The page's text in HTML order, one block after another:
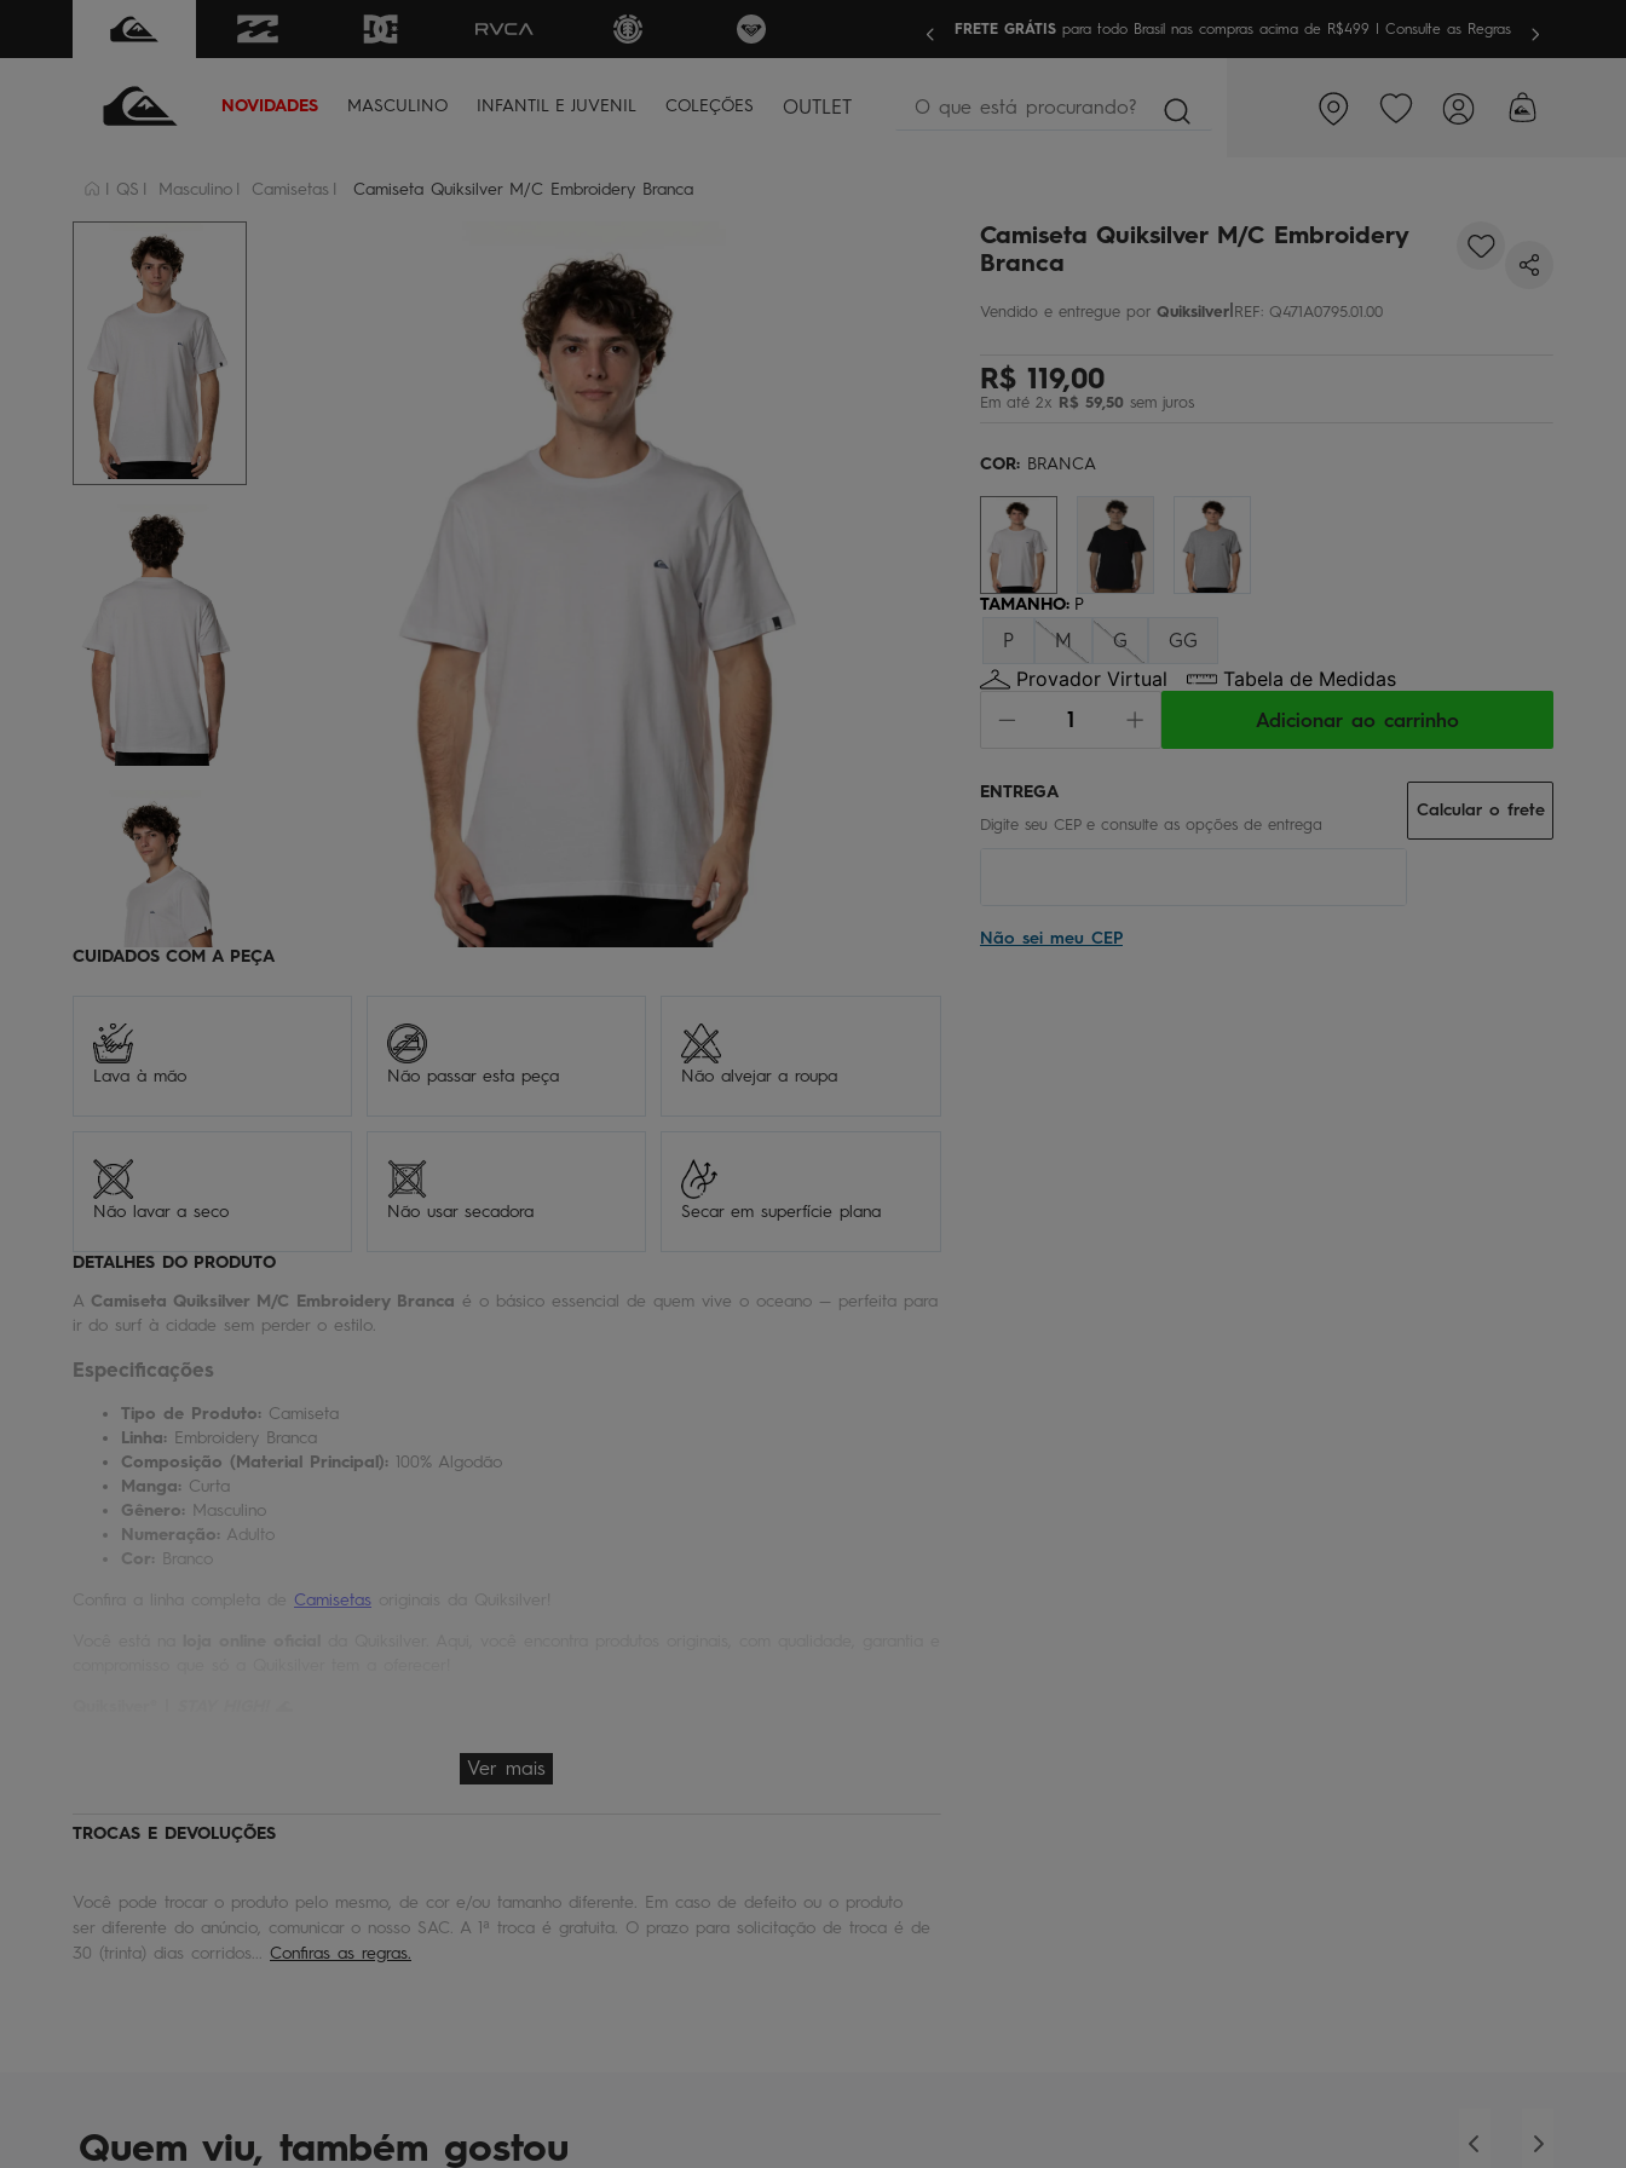
FRETE GRÁTIS para todo Brasil nas compras acima de R$499 | Consulte as Regras Sua primeira vez aqui? Garanta10% OFFem sua 1ª compra
NOVIDADES MASCULINO INFANTIL E JUVENIL COLEÇÕES OUTLET
O que está procurando?
QS Masculino Camisetas Camiseta Quiksilver M/C Embroidery Branca
CUIDADOS COM A PEÇA
Lava à mão Não passar esta peça Não alvejar a roupa
Não lavar a seco Não usar secadora Secar em superfície plana
DETALHES DO PRODUTO
A Camiseta Quiksilver M/C Embroidery Branca é o básico essencial de quem vive o oceano — perfeita para
ir do surf à cidade sem perder o estilo.
Especificações
Tipo de Produto: Camiseta
Linha: Embroidery Branca
Composição (Material Principal): 100% Algodão
Manga: Curta
Gênero: Masculino
Numeração: Adulto
Cor: Branco
Camisetas
Ver mais
TROCAS E DEVOLUÇÕES
Você pode trocar o produto pelo mesmo, de cor e/ou tamanho diferente. Em caso de defeito ou o produto
ser diferente do anúncio, comunicar o nosso SAC. A 1ª troca é gratuita. O prazo para solicitação de troca é de
30 (trinta) dias corridos... Confiras as regras.
Camiseta Quiksilver M/C Embroidery
Branca
Quiksilver|REF: Q471A0795.01.00
R$ 119,00
Em até 2x R$ 59,50 sem juros
COR: BRANCA
TAMANHO: P
P M G GG
Provador Virtual Tabela de Medidas
Adicionar ao carrinho
Não sei meu CEP
Calcular o frete
Quem viu, também gostou
bone
camiseta
4º regata
5º óculos
6º jaqueta
bermuda